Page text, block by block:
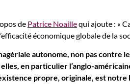
de Patrice Noaillequi ajoute : «
économique globale de la
autonome, non pas contre
en particulier l’anglo-
propre, originale, est notre